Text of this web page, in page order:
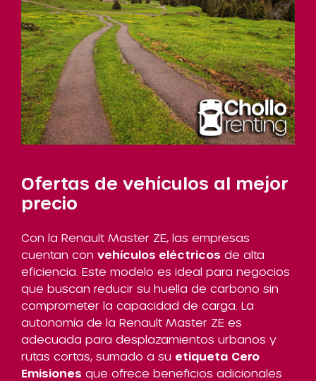
Ofertas de vehículos al mejor
precio
Con la Renault Master ZE, las empresas
cuentan con vehículos eléctricos de alta
eficiencia. Este modelo es ideal para negocios
que buscan reducir su huella de carbono sin
comprometer la capacidad de carga. La
autonomía de la Renault Master ZE es
adecuada para desplazamientos urbanos y
rutas cortas, sumado a su etiqueta Cero
Emisiones que ofrece beneficios adicionales